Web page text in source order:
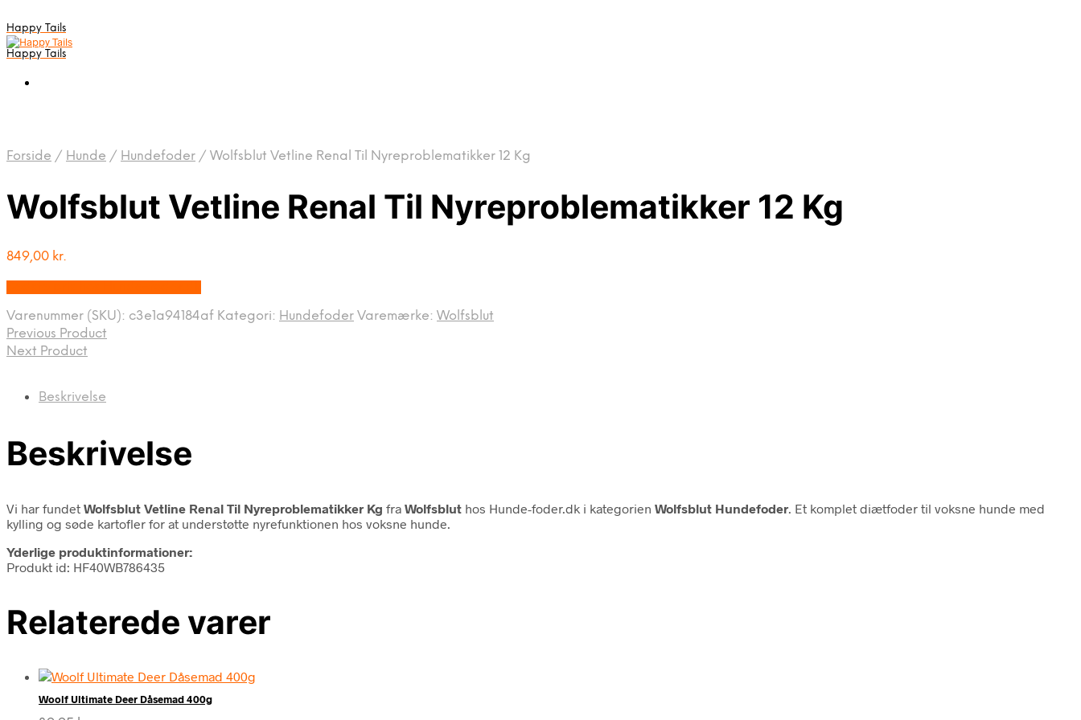
Happy Tails
Happy Tails
Forside / Hunde / Hundefoder / Wolfsblut Vetline Renal Til Nyreproblematikker 12 Kg
Wolfsblut Vetline Renal Til Nyreproblematikker 12 Kg
849,00 kr.
Varenummer (SKU): c3e1a94184af Kategori: Hundefoder Varemærke: Wolfsblut
Previous Product
Next Product
Beskrivelse
Beskrivelse
Vi har fundet Wolfsblut Vetline Renal Til Nyreproblematikker Kg fra Wolfsblut hos Hunde-foder.dk i kategorien Wolfsblut Hundefoder . Et komplet diætfoder til voksne hunde med
kylling og søde kartofler for at understøtte nyrefunktionen hos voksne hunde.
Yderlige produktinformationer:
Produkt id: HF40WB786435
Relaterede varer
Woolf Ultimate Deer Dåsemad 400g